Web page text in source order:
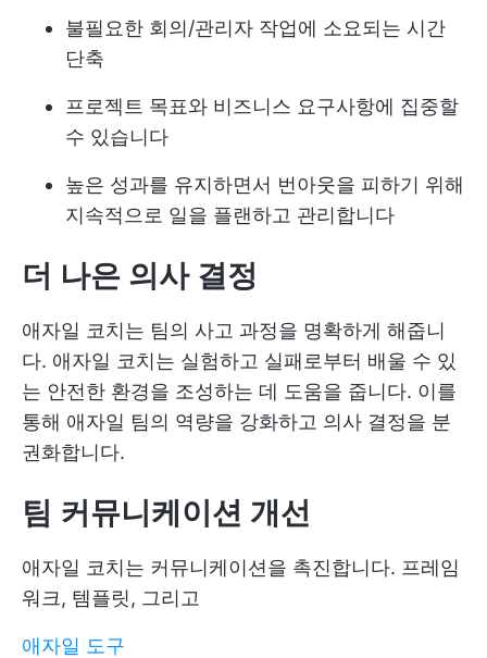
불필요한 회의/관리자 작업에 소요되는 시간
단축
프로젝트 목표와 비즈니스 요구사항에 집중할
수 있습니다
높은 성과를 유지하면서 번아웃을 피하기 위해
지속적으로 일을 플랜하고 관리합니다
더 나은 의사 결정
애자일 코치는 팀의 사고 과정을 명확하게 해줍니
다. 애자일 코치는 실험하고 실패로부터 배울 수 있
는 안전한 환경을 조성하는 데 도움을 줍니다. 이를
통해 애자일 팀의 역량을 강화하고 의사 결정을 분
권화합니다.
팀 커뮤니케이션 개선
애자일 코치는 커뮤니케이션을 촉진합니다. 프레임
워크, 템플릿, 그리고
애자일 도구